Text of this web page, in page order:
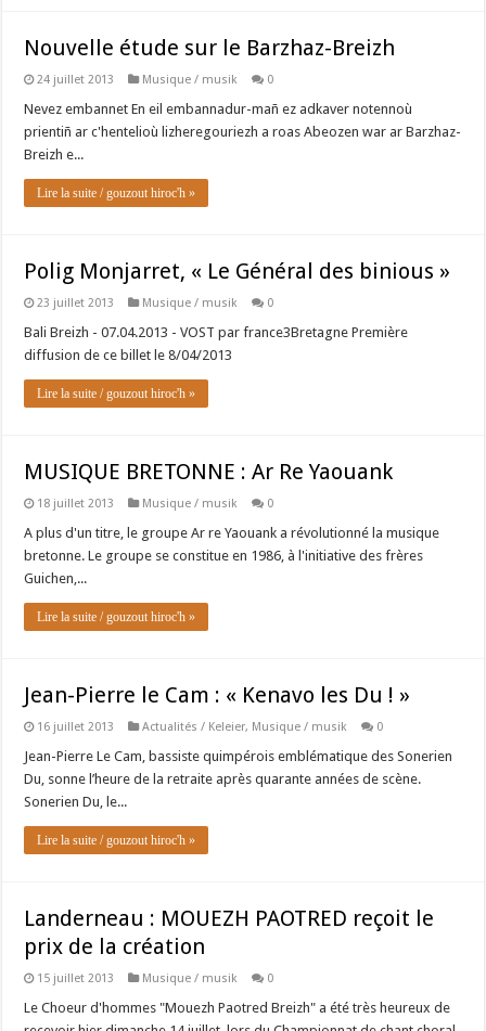
Nouvelle étude sur le Barzhaz-Breizh
24 juillet 2013 Musique / musik 0
Nevez embannet En eil embannadur-mañ ez adkaver notennoù
prientiñ ar c'hentelioù lizheregouriezh a roas Abeozen war ar Barzhaz-
Breizh e...
Lire la suite / gouzout hiroc'h »
Polig Monjarret, « Le Général des binious »
23 juillet 2013 Musique / musik 0
Bali Breizh - 07.04.2013 - VOST par france3Bretagne Première
diffusion de ce billet le 8/04/2013
Lire la suite / gouzout hiroc'h »
MUSIQUE BRETONNE : Ar Re Yaouank
18 juillet 2013 Musique / musik 0
A plus d'un titre, le groupe Ar re Yaouank a révolutionné la musique
bretonne. Le groupe se constitue en 1986, à l'initiative des frères
Guichen,...
Lire la suite / gouzout hiroc'h »
Jean-Pierre le Cam : « Kenavo les Du ! »
16 juillet 2013 Actualités / Keleier, Musique / musik 0
Jean-Pierre Le Cam, bassiste quimpérois emblématique des Sonerien
Du, sonne l’heure de la retraite après quarante années de scène.
Sonerien Du, le...
Lire la suite / gouzout hiroc'h »
Landerneau : MOUEZH PAOTRED reçoit le
prix de la création
15 juillet 2013 Musique / musik 0
Le Choeur d'hommes "Mouezh Paotred Breizh" a été très heureux de